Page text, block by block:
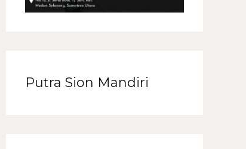
Putra Sion Mandiri